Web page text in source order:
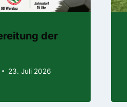
der
23. Juli 2026